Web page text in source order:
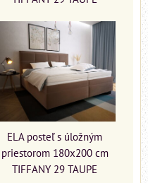
ELA posteľ s úložným
priestorom 180x200 cm
TIFFANY 29 TAUPE